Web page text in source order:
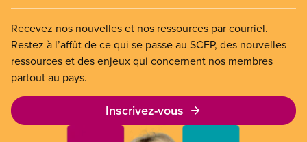
Recevez nos nouvelles et nos ressources par courriel.
Restez à l’affût de ce qui se passe au SCFP, des nouvelles
ressources et des enjeux qui concernent nos membres
partout au pays.
Inscrivez-vous